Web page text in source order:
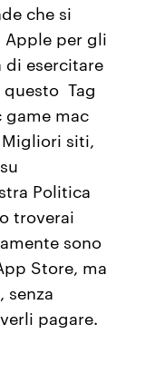
che si
per gli
di esercitare
Tag
mac
siti,
Politica
troverai
sono
Store, ma
senza
pagare.